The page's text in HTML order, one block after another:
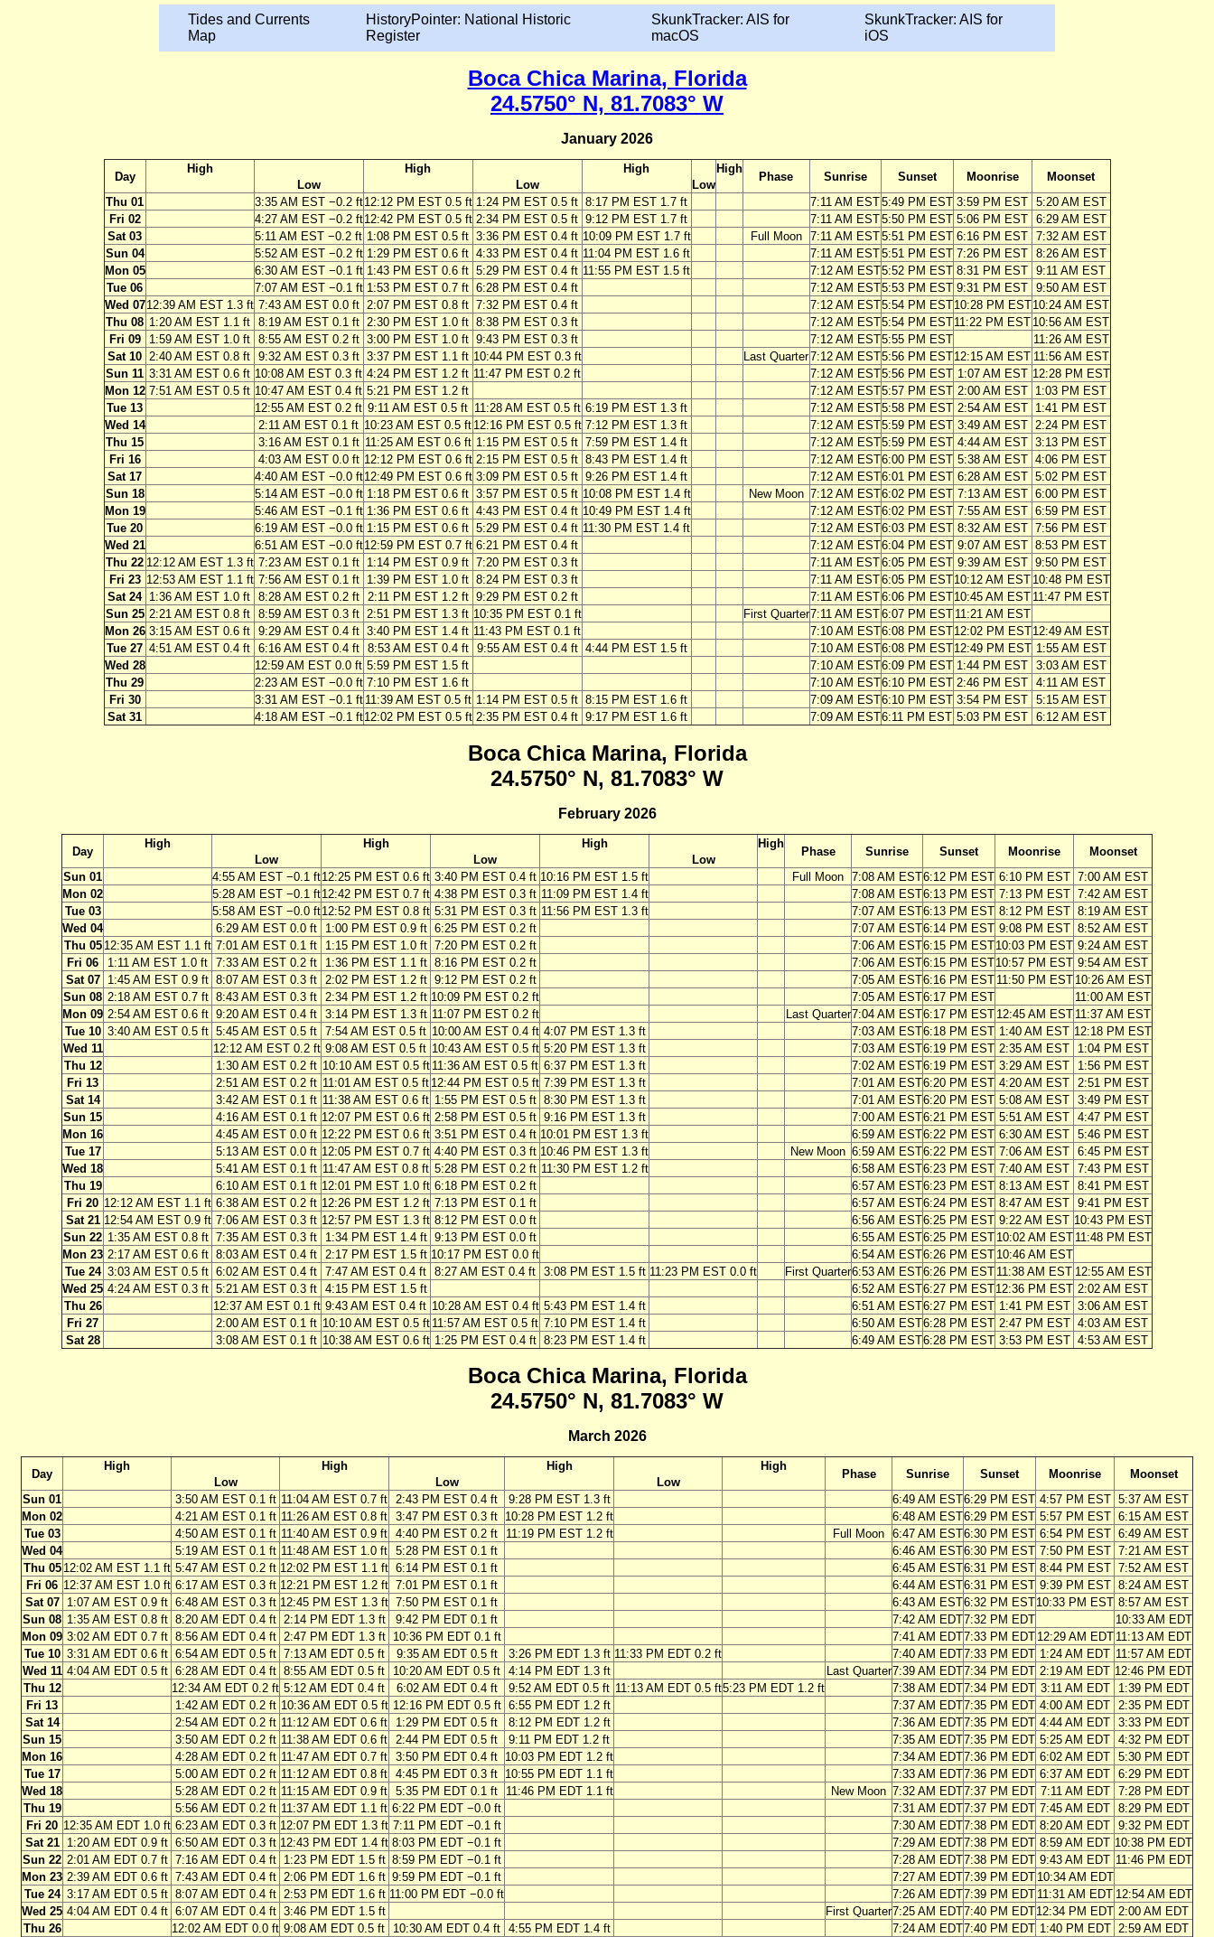
Tides and Currents
Map
HistoryPointer: National Historic
Register
SkunkTracker: AIS for
macOS
SkunkTracker: AIS for
iOS
Boca Chica Marina, Florida
24.5750° N, 81.7083° W
January 2026
Day
High
Low
High
Low
High
Low
High
Phase Sunrise Sunset Moonrise
Moonset
Thu 01
3:35 AM EST −0.2 ft12:12 PM EST 0.5 ft 1:24 PM EST 0.5 ft 8:17 PM EST 1.7 ft 7:11 AM EST5:49 PM EST 3:59 PM EST 5:20 AM EST
Fri 02
4:27 AM EST −0.2 ft12:42 PM EST 0.5 ft 2:34 PM EST 0.5 ft 9:12 PM EST 1.7 ft 7:11 AM EST5:50 PM EST 5:06 PM EST 6:29 AM EST
Sat 03
5:11 AM EST −0.2 ft 1:08 PM EST 0.5 ft 3:36 PM EST 0.4 ft 10:09 PM EST 1.7 ft Full Moon 7:11 AM EST5:51 PM EST 6:16 PM EST 7:32 AM EST
Sun 04
5:52 AM EST −0.2 ft 1:29 PM EST 0.6 ft 4:33 PM EST 0.4 ft 11:04 PM EST 1.6 ft 7:11 AM EST5:51 PM EST 7:26 PM EST 8:26 AM EST
Mon 05
6:30 AM EST −0.1 ft 1:43 PM EST 0.6 ft 5:29 PM EST 0.4 ft 11:55 PM EST 1.5 ft 7:12 AM EST5:52 PM EST 8:31 PM EST 9:11 AM EST
Tue 06
7:07 AM EST −0.1 ft 1:53 PM EST 0.7 ft 6:28 PM EST 0.4 ft 7:12 AM EST5:53 PM EST 9:31 PM EST 9:50 AM EST
Wed 0712:39 AM EST 1.3 ft 7:43 AM EST 0.0 ft 2:07 PM EST 0.8 ft 7:32 PM EST 0.4 ft 7:12 AM EST5:54 PM EST10:28 PM EST10:24 AM EST
Thu 08 1:20 AM EST 1.1 ft 8:19 AM EST 0.1 ft 2:30 PM EST 1.0 ft 8:38 PM EST 0.3 ft 7:12 AM EST5:54 PM EST11:22 PM EST 10:56 AM EST
Fri 09
1:59 AM EST 1.0 ft 8:55 AM EST 0.2 ft 3:00 PM EST 1.0 ft 9:43 PM EST 0.3 ft 7:12 AM EST5:55 PM EST
11:26 AM EST
Sat 10 2:40 AM EST 0.8 ft 9:32 AM EST 0.3 ft 3:37 PM EST 1.1 ft 10:44 PM EST 0.3 ft Last Quarter7:12 AM EST5:56 PM EST12:15 AM EST 11:56 AM EST
Sun 11 3:31 AM EST 0.6 ft 10:08 AM EST 0.3 ft 4:24 PM EST 1.2 ft 11:47 PM EST 0.2 ft 7:12 AM EST5:56 PM EST 1:07 AM EST 12:28 PM EST
Mon 12 7:51 AM EST 0.5 ft 10:47 AM EST 0.4 ft 5:21 PM EST 1.2 ft 7:12 AM EST5:57 PM EST 2:00 AM EST
1:03 PM EST
Tue 13
12:55 AM EST 0.2 ft 9:11 AM EST 0.5 ft 11:28 AM EST 0.5 ft 6:19 PM EST 1.3 ft 7:12 AM EST5:58 PM EST 2:54 AM EST
1:41 PM EST
Wed 14
2:11 AM EST 0.1 ft 10:23 AM EST 0.5 ft 12:16 PM EST 0.5 ft 7:12 PM EST 1.3 ft 7:12 AM EST5:59 PM EST 3:49 AM EST 2:24 PM EST
Thu 15
3:16 AM EST 0.1 ft 11:25 AM EST 0.6 ft 1:15 PM EST 0.5 ft 7:59 PM EST 1.4 ft 7:12 AM EST5:59 PM EST 4:44 AM EST 3:13 PM EST
Fri 16
4:03 AM EST 0.0 ft 12:12 PM EST 0.6 ft 2:15 PM EST 0.5 ft 8:43 PM EST 1.4 ft 7:12 AM EST6:00 PM EST 5:38 AM EST 4:06 PM EST
Sat 17
4:40 AM EST −0.0 ft12:49 PM EST 0.6 ft 3:09 PM EST 0.5 ft 9:26 PM EST 1.4 ft 7:12 AM EST6:01 PM EST 6:28 AM EST 5:02 PM EST
Sun 18
5:14 AM EST −0.0 ft 1:18 PM EST 0.6 ft 3:57 PM EST 0.5 ft 10:08 PM EST 1.4 ft New Moon 7:12 AM EST6:02 PM EST 7:13 AM EST 6:00 PM EST
Mon 19
5:46 AM EST −0.1 ft 1:36 PM EST 0.6 ft 4:43 PM EST 0.4 ft 10:49 PM EST 1.4 ft 7:12 AM EST6:02 PM EST 7:55 AM EST 6:59 PM EST
Tue 20
6:19 AM EST −0.0 ft 1:15 PM EST 0.6 ft 5:29 PM EST 0.4 ft 11:30 PM EST 1.4 ft 7:12 AM EST6:03 PM EST 8:32 AM EST 7:56 PM EST
Wed 21
6:51 AM EST −0.0 ft12:59 PM EST 0.7 ft 6:21 PM EST 0.4 ft 7:12 AM EST6:04 PM EST 9:07 AM EST 8:53 PM EST
Thu 22 12:12 AM EST 1.3 ft 7:23 AM EST 0.1 ft 1:14 PM EST 0.9 ft 7:20 PM EST 0.3 ft 7:11 AM EST6:05 PM EST 9:39 AM EST 9:50 PM EST
Fri 23 12:53 AM EST 1.1 ft 7:56 AM EST 0.1 ft 1:39 PM EST 1.0 ft 8:24 PM EST 0.3 ft 7:11 AM EST6:05 PM EST10:12 AM EST 10:48 PM EST
Sat 24 1:36 AM EST 1.0 ft 8:28 AM EST 0.2 ft 2:11 PM EST 1.2 ft 9:29 PM EST 0.2 ft 7:11 AM EST6:06 PM EST10:45 AM EST 11:47 PM EST
Sun 25 2:21 AM EST 0.8 ft 8:59 AM EST 0.3 ft 2:51 PM EST 1.3 ft 10:35 PM EST 0.1 ft First Quarter7:11 AM EST6:07 PM EST 11:21 AM EST
Mon 26 3:15 AM EST 0.6 ft 9:29 AM EST 0.4 ft 3:40 PM EST 1.4 ft 11:43 PM EST 0.1 ft 7:10 AM EST6:08 PM EST12:02 PM EST12:49 AM EST
Tue 27 4:51 AM EST 0.4 ft 6:16 AM EST 0.4 ft 8:53 AM EST 0.4 ft 9:55 AM EST 0.4 ft 4:44 PM EST 1.5 ft 7:10 AM EST6:08 PM EST12:49 PM EST 1:55 AM EST
Wed 28
12:59 AM EST 0.0 ft 5:59 PM EST 1.5 ft 7:10 AM EST6:09 PM EST 1:44 PM EST 3:03 AM EST
Thu 29
2:23 AM EST −0.0 ft 7:10 PM EST 1.6 ft 7:10 AM EST6:10 PM EST 2:46 PM EST 4:11 AM EST
Fri 30
3:31 AM EST −0.1 ft 11:39 AM EST 0.5 ft 1:14 PM EST 0.5 ft 8:15 PM EST 1.6 ft 7:09 AM EST6:10 PM EST 3:54 PM EST 5:15 AM EST
Sat 31
4:18 AM EST −0.1 ft12:02 PM EST 0.5 ft 2:35 PM EST 0.4 ft 9:17 PM EST 1.6 ft 7:09 AM EST6:11 PM EST 5:03 PM EST 6:12 AM EST
Boca Chica Marina, Florida
24.5750° N, 81.7083° W
February 2026
Day
High
Low
High
Low
High
Low
High
Phase Sunrise Sunset Moonrise
Moonset
Sun 01
4:55 AM EST −0.1 ft12:25 PM EST 0.6 ft 3:40 PM EST 0.4 ft 10:16 PM EST 1.5 ft Full Moon 7:08 AM EST6:12 PM EST 6:10 PM EST 7:00 AM EST
Mon 02
5:28 AM EST −0.1 ft12:42 PM EST 0.7 ft 4:38 PM EST 0.3 ft 11:09 PM EST 1.4 ft 7:08 AM EST6:13 PM EST 7:13 PM EST 7:42 AM EST
Tue 03
5:58 AM EST −0.0 ft12:52 PM EST 0.8 ft 5:31 PM EST 0.3 ft 11:56 PM EST 1.3 ft 7:07 AM EST6:13 PM EST 8:12 PM EST 8:19 AM EST
Wed 04
6:29 AM EST 0.0 ft 1:00 PM EST 0.9 ft 6:25 PM EST 0.2 ft 7:07 AM EST6:14 PM EST 9:08 PM EST 8:52 AM EST
Thu 05 12:35 AM EST 1.1 ft 7:01 AM EST 0.1 ft 1:15 PM EST 1.0 ft 7:20 PM EST 0.2 ft 7:06 AM EST6:15 PM EST10:03 PM EST 9:24 AM EST
Fri 06
1:11 AM EST 1.0 ft 7:33 AM EST 0.2 ft 1:36 PM EST 1.1 ft 8:16 PM EST 0.2 ft 7:06 AM EST6:15 PM EST10:57 PM EST 9:54 AM EST
Sat 07
1:45 AM EST 0.9 ft 8:07 AM EST 0.3 ft 2:02 PM EST 1.2 ft 9:12 PM EST 0.2 ft 7:05 AM EST6:16 PM EST 11:50 PM EST 10:26 AM EST
Sun 08 2:18 AM EST 0.7 ft 8:43 AM EST 0.3 ft 2:34 PM EST 1.2 ft 10:09 PM EST 0.2 ft 7:05 AM EST6:17 PM EST
11:00 AM EST
Mon 09 2:54 AM EST 0.6 ft 9:20 AM EST 0.4 ft 3:14 PM EST 1.3 ft 11:07 PM EST 0.2 ft Last Quarter7:04 AM EST6:17 PM EST 12:45 AM EST 11:37 AM EST
Tue 10 3:40 AM EST 0.5 ft 5:45 AM EST 0.5 ft 7:54 AM EST 0.5 ft 10:00 AM EST 0.4 ft 4:07 PM EST 1.3 ft 7:03 AM EST6:18 PM EST 1:40 AM EST 12:18 PM EST
Wed 11
12:12 AM EST 0.2 ft 9:08 AM EST 0.5 ft 10:43 AM EST 0.5 ft 5:20 PM EST 1.3 ft 7:03 AM EST6:19 PM EST 2:35 AM EST
1:04 PM EST
Thu 12
1:30 AM EST 0.2 ft 10:10 AM EST 0.5 ft 11:36 AM EST 0.5 ft 6:37 PM EST 1.3 ft 7:02 AM EST6:19 PM EST 3:29 AM EST
1:56 PM EST
Fri 13
2:51 AM EST 0.2 ft 11:01 AM EST 0.5 ft 12:44 PM EST 0.5 ft 7:39 PM EST 1.3 ft 7:01 AM EST6:20 PM EST 4:20 AM EST
2:51 PM EST
Sat 14
3:42 AM EST 0.1 ft 11:38 AM EST 0.6 ft 1:55 PM EST 0.5 ft 8:30 PM EST 1.3 ft 7:01 AM EST6:20 PM EST 5:08 AM EST 3:49 PM EST
Sun 15
4:16 AM EST 0.1 ft 12:07 PM EST 0.6 ft 2:58 PM EST 0.5 ft 9:16 PM EST 1.3 ft 7:00 AM EST6:21 PM EST 5:51 AM EST 4:47 PM EST
Mon 16
4:45 AM EST 0.0 ft 12:22 PM EST 0.6 ft 3:51 PM EST 0.4 ft 10:01 PM EST 1.3 ft 6:59 AM EST6:22 PM EST 6:30 AM EST 5:46 PM EST
Tue 17
5:13 AM EST 0.0 ft 12:05 PM EST 0.7 ft 4:40 PM EST 0.3 ft 10:46 PM EST 1.3 ft New Moon 6:59 AM EST6:22 PM EST 7:06 AM EST 6:45 PM EST
Wed 18
5:41 AM EST 0.1 ft 11:47 AM EST 0.8 ft 5:28 PM EST 0.2 ft 11:30 PM EST 1.2 ft 6:58 AM EST6:23 PM EST 7:40 AM EST 7:43 PM EST
Thu 19
6:10 AM EST 0.1 ft 12:01 PM EST 1.0 ft 6:18 PM EST 0.2 ft 6:57 AM EST6:23 PM EST 8:13 AM EST 8:41 PM EST
Fri 20 12:12 AM EST 1.1 ft 6:38 AM EST 0.2 ft 12:26 PM EST 1.2 ft 7:13 PM EST 0.1 ft 6:57 AM EST6:24 PM EST 8:47 AM EST 9:41 PM EST
Sat 21 12:54 AM EST 0.9 ft 7:06 AM EST 0.3 ft 12:57 PM EST 1.3 ft 8:12 PM EST 0.0 ft 6:56 AM EST6:25 PM EST 9:22 AM EST 10:43 PM EST
Sun 22 1:35 AM EST 0.8 ft 7:35 AM EST 0.3 ft 1:34 PM EST 1.4 ft 9:13 PM EST 0.0 ft 6:55 AM EST6:25 PM EST 10:02 AM EST 11:48 PM EST
Mon 23 2:17 AM EST 0.6 ft 8:03 AM EST 0.4 ft 2:17 PM EST 1.5 ft 10:17 PM EST 0.0 ft 6:54 AM EST6:26 PM EST 10:46 AM EST
Tue 24 3:03 AM EST 0.5 ft 6:02 AM EST 0.4 ft 7:47 AM EST 0.4 ft 8:27 AM EST 0.4 ft 3:08 PM EST 1.5 ft 11:23 PM EST 0.0 ft First Quarter6:53 AM EST6:26 PM EST 11:38 AM EST 12:55 AM EST
Wed 25 4:24 AM EST 0.3 ft 5:21 AM EST 0.3 ft 4:15 PM EST 1.5 ft 6:52 AM EST6:27 PM EST12:36 PM EST 2:02 AM EST
Thu 26
12:37 AM EST 0.1 ft 9:43 AM EST 0.4 ft 10:28 AM EST 0.4 ft 5:43 PM EST 1.4 ft 6:51 AM EST6:27 PM EST 1:41 PM EST 3:06 AM EST
Fri 27
2:00 AM EST 0.1 ft 10:10 AM EST 0.5 ft 11:57 AM EST 0.5 ft 7:10 PM EST 1.4 ft 6:50 AM EST6:28 PM EST 2:47 PM EST 4:03 AM EST
Sat 28
3:08 AM EST 0.1 ft 10:38 AM EST 0.6 ft 1:25 PM EST 0.4 ft 8:23 PM EST 1.4 ft 6:49 AM EST6:28 PM EST 3:53 PM EST 4:53 AM EST
Boca Chica Marina, Florida
24.5750° N, 81.7083° W
March 2026
Day
High
Low
High
Low
High
Low
High
Phase Sunrise Sunset Moonrise
Moonset
Sun 01
3:50 AM EST 0.1 ft 11:04 AM EST 0.7 ft 2:43 PM EST 0.4 ft 9:28 PM EST 1.3 ft 6:49 AM EST6:29 PM EST 4:57 PM EST 5:37 AM EST
Mon 02
4:21 AM EST 0.1 ft 11:26 AM EST 0.8 ft 3:47 PM EST 0.3 ft 10:28 PM EST 1.2 ft 6:48 AM EST6:29 PM EST 5:57 PM EST 6:15 AM EST
Tue 03
4:50 AM EST 0.1 ft 11:40 AM EST 0.9 ft 4:40 PM EST 0.2 ft 11:19 PM EST 1.2 ft Full Moon 6:47 AM EST6:30 PM EST 6:54 PM EST 6:49 AM EST
Wed 04
5:19 AM EST 0.1 ft 11:48 AM EST 1.0 ft 5:28 PM EST 0.1 ft 6:46 AM EST6:30 PM EST 7:50 PM EST 7:21 AM EST
Thu 05 12:02 AM EST 1.1 ft 5:47 AM EST 0.2 ft 12:02 PM EST 1.1 ft 6:14 PM EST 0.1 ft 6:45 AM EST6:31 PM EST 8:44 PM EST 7:52 AM EST
Fri 06 12:37 AM EST 1.0 ft 6:17 AM EST 0.3 ft 12:21 PM EST 1.2 ft 7:01 PM EST 0.1 ft 6:44 AM EST6:31 PM EST 9:39 PM EST 8:24 AM EST
Sat 07
1:07 AM EST 0.9 ft 6:48 AM EST 0.3 ft 12:45 PM EST 1.3 ft 7:50 PM EST 0.1 ft 6:43 AM EST6:32 PM EST10:33 PM EST 8:57 AM EST
Sun 08 1:35 AM EST 0.8 ft 8:20 AM EDT 0.4 ft 2:14 PM EDT 1.3 ft 9:42 PM EDT 0.1 ft 7:42 AM EDT7:32 PM EDT
10:33 AM EDT
Mon 09 3:02 AM EDT 0.7 ft 8:56 AM EDT 0.4 ft 2:47 PM EDT 1.3 ft 10:36 PM EDT 0.1 ft 7:41 AM EDT7:33 PM EDT 12:29 AM EDT 11:13 AM EDT
Tue 10 3:31 AM EDT 0.6 ft 6:54 AM EDT 0.5 ft 7:13 AM EDT 0.5 ft 9:35 AM EDT 0.5 ft 3:26 PM EDT 1.3 ft 11:33 PM EDT 0.2 ft 7:40 AM EDT7:33 PM EDT 1:24 AM EDT 11:57 AM EDT
Wed 11 4:04 AM EDT 0.5 ft 6:28 AM EDT 0.4 ft 8:55 AM EDT 0.5 ft 10:20 AM EDT 0.5 ft 4:14 PM EDT 1.3 ft Last Quarter7:39 AM EDT7:34 PM EDT 2:19 AM EDT 12:46 PM EDT
Thu 12
12:34 AM EDT 0.2 ft 5:12 AM EDT 0.4 ft 6:02 AM EDT 0.4 ft 9:52 AM EDT 0.5 ft 11:13 AM EDT 0.5 ft5:23 PM EDT 1.2 ft 7:38 AM EDT7:34 PM EDT 3:11 AM EDT
1:39 PM EDT
Fri 13
1:42 AM EDT 0.2 ft 10:36 AM EDT 0.5 ft 12:16 PM EDT 0.5 ft 6:55 PM EDT 1.2 ft 7:37 AM EDT7:35 PM EDT 4:00 AM EDT 2:35 PM EDT
Sat 14
2:54 AM EDT 0.2 ft 11:12 AM EDT 0.6 ft 1:29 PM EDT 0.5 ft 8:12 PM EDT 1.2 ft 7:36 AM EDT7:35 PM EDT 4:44 AM EDT 3:33 PM EDT
Sun 15
3:50 AM EDT 0.2 ft 11:38 AM EDT 0.6 ft 2:44 PM EDT 0.5 ft 9:11 PM EDT 1.2 ft 7:35 AM EDT7:35 PM EDT 5:25 AM EDT 4:32 PM EDT
Mon 16
4:28 AM EDT 0.2 ft 11:47 AM EDT 0.7 ft 3:50 PM EDT 0.4 ft 10:03 PM EDT 1.2 ft 7:34 AM EDT7:36 PM EDT 6:02 AM EDT 5:30 PM EDT
Tue 17
5:00 AM EDT 0.2 ft 11:12 AM EDT 0.8 ft 4:45 PM EDT 0.3 ft 10:55 PM EDT 1.1 ft 7:33 AM EDT7:36 PM EDT 6:37 AM EDT 6:29 PM EDT
Wed 18
5:28 AM EDT 0.2 ft 11:15 AM EDT 0.9 ft 5:35 PM EDT 0.1 ft 11:46 PM EDT 1.1 ft New Moon 7:32 AM EDT7:37 PM EDT 7:11 AM EDT
7:28 PM EDT
Thu 19
5:56 AM EDT 0.2 ft 11:37 AM EDT 1.1 ft 6:22 PM EDT −0.0 ft 7:31 AM EDT7:37 PM EDT 7:45 AM EDT 8:29 PM EDT
Fri 20 12:35 AM EDT 1.0 ft 6:23 AM EDT 0.3 ft 12:07 PM EDT 1.3 ft 7:11 PM EDT −0.1 ft 7:30 AM EDT7:38 PM EDT 8:20 AM EDT 9:32 PM EDT
Sat 21
1:20 AM EDT 0.9 ft 6:50 AM EDT 0.3 ft 12:43 PM EDT 1.4 ft 8:03 PM EDT −0.1 ft 7:29 AM EDT7:38 PM EDT 8:59 AM EDT 10:38 PM EDT
Sun 22 2:01 AM EDT 0.7 ft 7:16 AM EDT 0.4 ft 1:23 PM EDT 1.5 ft 8:59 PM EDT −0.1 ft 7:28 AM EDT7:38 PM EDT 9:43 AM EDT 11:46 PM EDT
Mon 23 2:39 AM EDT 0.6 ft 7:43 AM EDT 0.4 ft 2:06 PM EDT 1.6 ft 9:59 PM EDT −0.1 ft 7:27 AM EDT7:39 PM EDT 10:34 AM EDT
Tue 24 3:17 AM EDT 0.5 ft 8:07 AM EDT 0.4 ft 2:53 PM EDT 1.6 ft 11:00 PM EDT −0.0 ft 7:26 AM EDT7:39 PM EDT 11:31 AM EDT 12:54 AM EDT
Wed 25 4:04 AM EDT 0.4 ft 6:07 AM EDT 0.4 ft 3:46 PM EDT 1.5 ft First Quarter7:25 AM EDT7:40 PM EDT12:34 PM EDT 2:00 AM EDT
Thu 26
12:02 AM EDT 0.0 ft 9:08 AM EDT 0.5 ft 10:30 AM EDT 0.4 ft 4:55 PM EDT 1.4 ft 7:24 AM EDT7:40 PM EDT 1:40 PM EDT 2:59 AM EDT